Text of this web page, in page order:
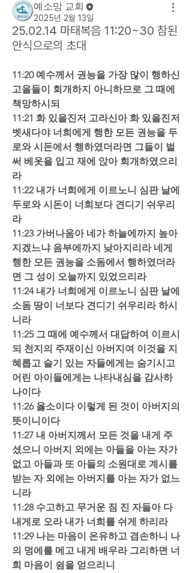
예소망 교회
2025년 2월 13일
25.02.14 마태복음 11:20~30 참된
안식으로의 초대
11:20 예수께서 권능을 가장 많이 행하신
고을들이 회개하지 아니하므로 그 때에
책망하시되
11:21 화 있을진저 고라신아 화 있을진저
벳새다야 너희에게 행한 모든 권능을 두
로와 시돈에서 행하였더라면 그들이 벌
써 베옷을 입고 재에 앉아 회개하였으리
라
11:22 내가 너희에게 이르노니 심판 날에
두로와 시돈이 너희보다 견디기 쉬우리
라
11:23 가버나움아 네가 하늘에까지 높아
지겠느냐 음부에까지 낮아지리라 네게
행한 모든 권능을 소돔에서 행하였더라
면 그 성이 오늘까지 있었으리라
11:24 내가 너희에게 이르노니 심판 날에
소돔 땅이 너보다 견디기 쉬우리라 하시
니라
11:25 그 때에 예수께서 대답하여 이르시
되 천지의 주재이신 아버지여 이것을 지
혜롭고 슬기 있는 자들에게는 숨기시고
어린 아이들에게는 나타내심을 감사하
나이다
11:26 옳소이다 이렇게 된 것이 아버지의
뜻이니이다
11:27 내 아버지께서 모든 것을 내게 주
셨으니 아버지 외에는 아들을 아는 자가
없고 아들과 또 아들의 소원대로 계시를
받는 자 외에는 아버지를 아는 자가 없느
니라
11:28 수고하고 무거운 짐 진 자들아 다
내게로 오라 내가 너희를 쉬게 하리라
11:29 나는 마음이 온유하고 겸손하니 나
의 멍에를 메고 내게 배우라 그리하면 너
희 마음이 쉼을 얻으리니